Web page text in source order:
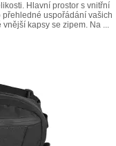
Hlavní prostor s vnitřní
uspořádání vašich
kapsy se zipem. Na ...